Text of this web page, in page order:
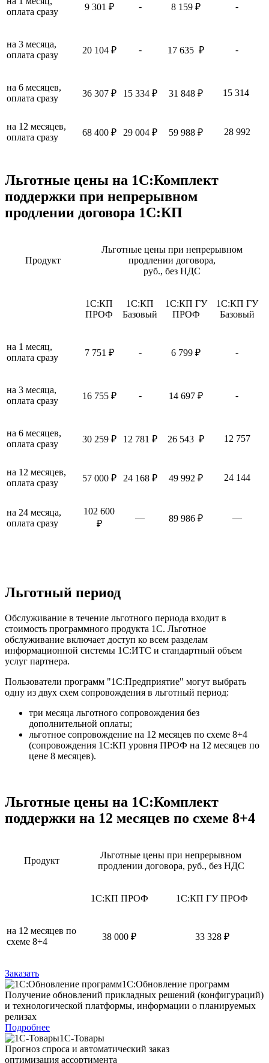
оплата сразу
9 301 ₽ - 8 159 ₽ -
на 3 месяца,
оплата сразу
20 104 ₽ - 17 635 ₽ -
на 6 месяцев,
оплата сразу
36 307 ₽ 15 334 ₽ 31 848 ₽ 15 314
на 12 месяцев,
оплата сразу
68 400 ₽ 29 004 ₽ 59 988 ₽ 28 992
Льготные цены на 1С:Комплект
поддержки при непрерывном
продлении договора 1С:КП
Продукт
Льготные цены при непрерывном
продлении договора,
руб., без НДС
1С:КП
ПРОФ
1С:КП
Базовый
1С:КП ГУ
ПРОФ
1С:КП ГУ
Базовый
на 1 месяц,
оплата сразу
7 751 ₽ - 6 799 ₽ -
на 3 месяца,
оплата сразу
16 755 ₽ - 14 697 ₽ -
на 6 месяцев,
оплата сразу
30 259 ₽ 12 781 ₽ 26 543 ₽ 12 757
на 12 месяцев,
оплата сразу
57 000 ₽ 24 168 ₽ 49 992 ₽ 24 144
на 24 месяца,
оплата сразу
102 600
₽
— 89 986 ₽ —
Льготный период
Обслуживание в течение льготного периода входит в
стоимость программного продукта 1С. Льготное
обслуживание включает доступ ко всем разделам
информационной системы 1С:ИТС и стандартный объем
услуг партнера.
Пользователи программ "1С:Предприятие" могут выбрать
одну из двух схем сопровождения в льготный период:
три месяца льготного сопровождения без
дополнительной оплаты;
льготное сопровождение на 12 месяцев по схеме 8+4
(сопровождения 1С:КП уровня ПРОФ на 12 месяцев по
цене 8 месяцев).
Льготные цены на 1С:Комплект
поддержки на 12 месяцев по схеме 8+4
Продукт
Льготные цены при непрерывном
продлении договора, руб., без НДС
1С:КП ПРОФ 1С:КП ГУ ПРОФ
на 12 месяцев по
схеме 8+4
38 000 ₽ 33 328 ₽
Заказать
1С:Обновление программ
Получение обновлений прикладных решений (конфигураций)
и технологической платформы, информации о планируемых
релизах
Подробнее
1С-Товары
Прогноз спроса и автоматический заказ
оптимизация ассортимента